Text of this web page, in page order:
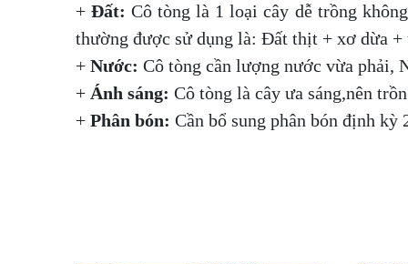
+Đất: Cô tòng là 1 loại cây dễ trồng
thường được sử dụng là: Đất thịt + xơ dừa +
+ Nước: Cô tòng cần lượng nước vừa phải,
+ Ánh sáng: Cô tòng là cây ưa sáng,nên
+ Phân bón: Cần bổ sung phân bón định kỳ